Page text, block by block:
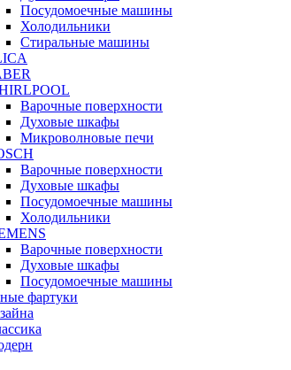
Посудомоечные машины
Холодильники
Стиральные машины
Варочные поверхности
Духовые шкафы
Микроволновые печи
Варочные поверхности
Духовые шкафы
Посудомоечные машины
Холодильники
Варочные поверхности
Духовые шкафы
Посудомоечные машины
фартуки